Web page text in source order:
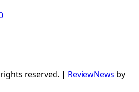
reserved. | ReviewNews by